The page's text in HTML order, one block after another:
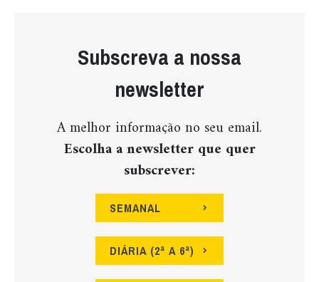
Subscreva a nossa
newsletter
A melhor informação no seu email.
Escolha a newsletter que quer
subscrever:
SEMANAL
DIÁRIA (2ª A 6ª)